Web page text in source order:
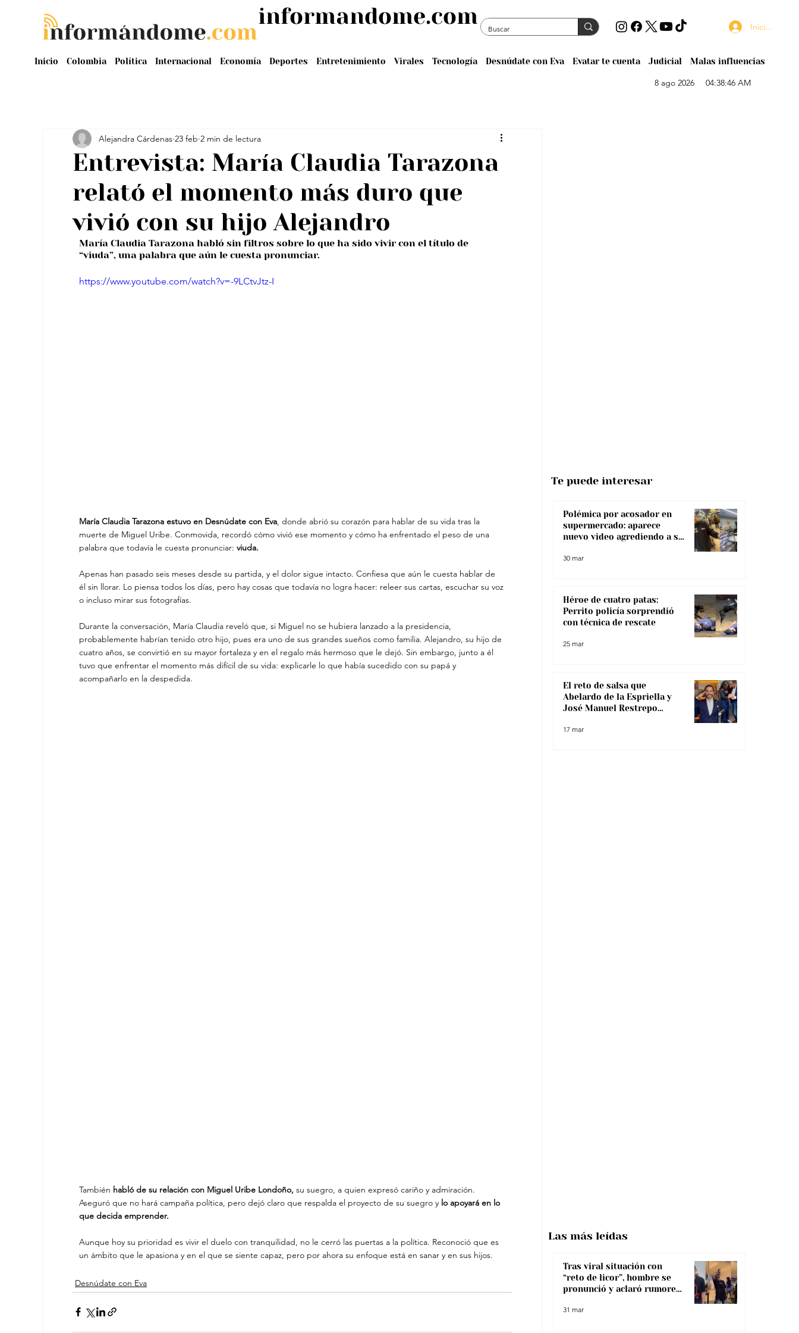
Inicio Colombia Política Internacional Economía Deportes Entretenimiento Virales Tecnología Desnúdate con Eva Evatar te cuenta Judicial Malas influencias
Iniciar sesión
8 ago 2026 04:38:46 AM
informandome.com
Entrevista: María Claudia Tarazona
relató el momento más duro que
vivió con su hijo Alejandro
Alejandra Cárdenas 23 feb 2 min de lectura
María Claudia Tarazona habló sin filtros sobre lo que ha sido vivir con el título de
“viuda”, una palabra que aún le cuesta pronunciar.
https://www.youtube.com/watch?v=-9LCtvJtz-I
María Claudia Tarazona estuvo en Desnúdate con Eva, donde abrió su corazón para hablar de su vida tras la
muerte de Miguel Uribe. Conmovida, recordó cómo vivió ese momento y cómo ha enfrentado el peso de una
palabra que todavía le cuesta pronunciar: viuda.
Apenas han pasado seis meses desde su partida, y el dolor sigue intacto. Confiesa que aún le cuesta hablar de
él sin llorar. Lo piensa todos los días, pero hay cosas que todavía no logra hacer: releer sus cartas, escuchar su voz
o incluso mirar sus fotografías.
Durante la conversación, María Claudia reveló que, si Miguel no se hubiera lanzado a la presidencia,
probablemente habrían tenido otro hijo, pues era uno de sus grandes sueños como familia. Alejandro, su hijo de
cuatro años, se convirtió en su mayor fortaleza y en el regalo más hermoso que le dejó. Sin embargo, junto a él
tuvo que enfrentar el momento más difícil de su vida: explicarle lo que había sucedido con su papá y
acompañarlo en la despedida.
También habló de su relación con Miguel Uribe Londoño, su suegro, a quien expresó cariño y admiración.
Aseguró que no hará campaña política, pero dejó claro que respalda el proyecto de su suegro y lo apoyará en lo
que decida emprender.
Aunque hoy su prioridad es vivir el duelo con tranquilidad, no le cerró las puertas a la política. Reconoció que es
un ámbito que le apasiona y en el que se siente capaz, pero por ahora su enfoque está en sanar y en sus hijos.
Desnúdate con Eva
Polémica por acosador en
supermercado: aparece
nuevo video agrediendo a su
30 mar
Héroe de cuatro patas:
Perrito policía sorprendió
con técnica de rescate
25 mar
El reto de salsa que
Abelardo de la Espriella y
José Manuel Restrepo
17 mar
Te puede interesar
Tras viral situación con
“reto de licor”, hombre se
pronunció y aclaró rumores
31 mar
Las más leídas